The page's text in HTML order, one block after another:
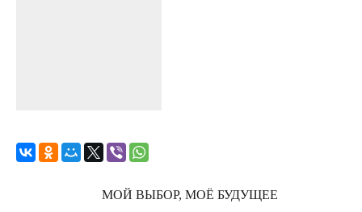
МОЙ ВЫБОР, МОЁ БУДУЩЕЕ